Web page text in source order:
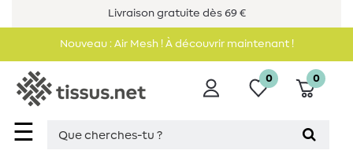
Livraison gratuite dès 69 €
Nouveau : Air Mesh ! À découvrir maintenant !
☰
0 0